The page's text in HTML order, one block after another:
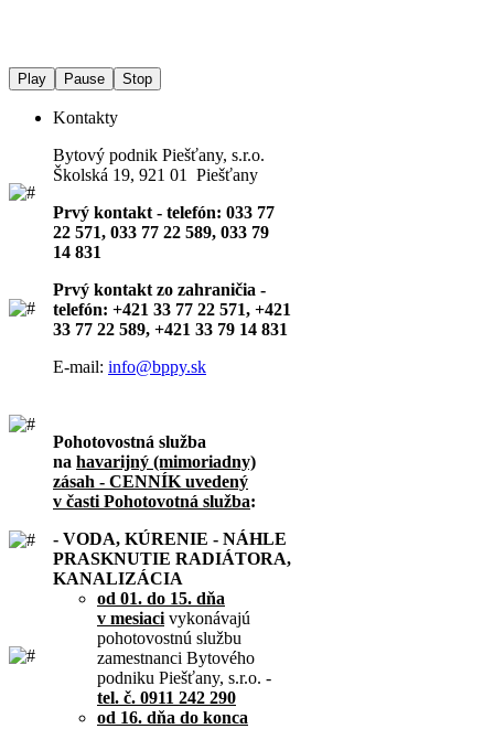
Play Pause Stop
Kontakty
Bytový podnik Piešťany, s.r.o.
Školská 19, 921 01 Piešťany
Prvý kontakt - telefón: 033 77
22 571, 033 77 22 589, 033 79
14 831
Prvý kontakt zo zahraničia -
telefón: +421 33 77 22 571, +421
33 77 22 589, +421 33 79 14 831
E-mail: info@bppy.sk
Pohotovostná služba
na havarijný (mimoriadny)
zásah - CENNÍK uvedený
v časti Pohotovotná služba:
- VODA, KÚRENIE - NÁHLE
PRASKNUTIE RADIÁTORA,
KANALIZÁCIA
od 01. do 15. dňa
v mesiaci vykonávajú
pohotovostnú službu
zamestnanci Bytového
podniku Piešťany, s.r.o. -
tel. č. 0911 242 290
od 16. dňa do konca